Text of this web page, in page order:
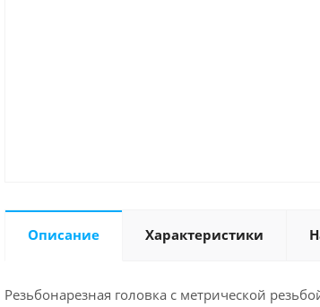
Описание Характеристики
Резьбонарезная головка с метрической